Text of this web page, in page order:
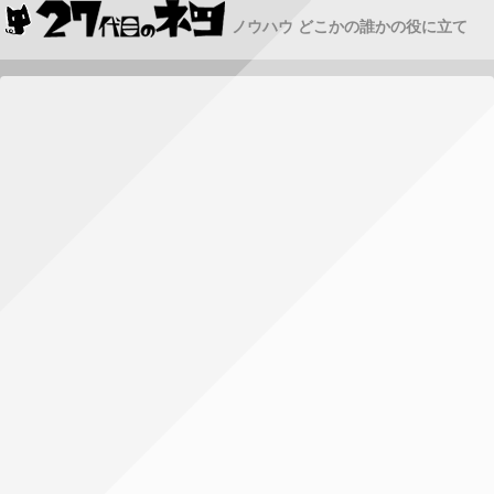
ノウハウ どこかの誰かの役に立て